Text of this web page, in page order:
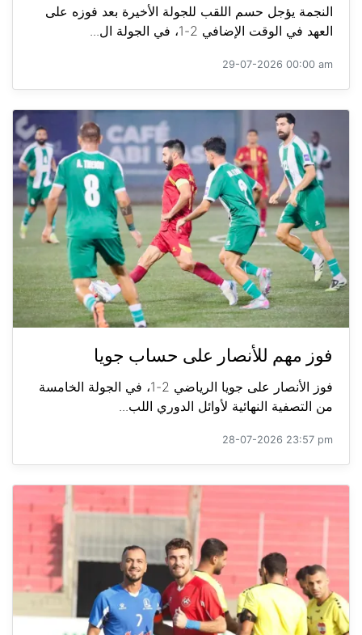
النجمة يؤجل حسم اللقب للجولة الأخيرة بعد فوزه على
العهد في الوقت الإضافي 2-1، في الجولة ال...
29-07-2026 00:00 am
فوز مهم للأنصار على حساب جويا
فوز الأنصار على جويا الرياضي 2-1، في الجولة الخامسة
من التصفية النهائية لأوائل الدوري اللب...
28-07-2026 23:57 pm